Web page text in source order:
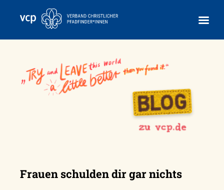
Frauen schulden dir gar nichts